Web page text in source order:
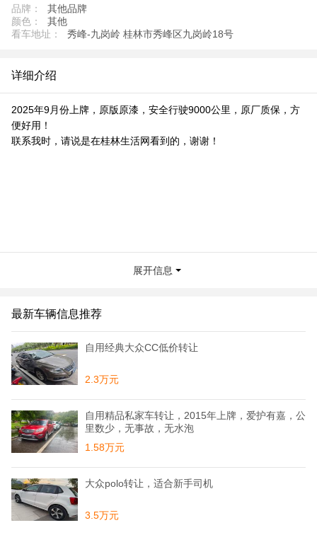
品牌：
其他品牌
颜色：
其他
看车地址：
秀峰-九岗岭 桂林市秀峰区九岗岭18号
详细介绍
2025年9月份上牌，原版原漆，安全行驶9000公里，原厂质保，方
便好用！
联系我时，请说是在桂林生活网看到的，谢谢！
展开信息
最新车辆信息推荐
自用经典大众CC低价转让
2.3万元
自用精品私家车转让，2015年上牌，爱护有嘉，公
里数少，无事故，无水泡
1.58万元
大众polo转让，适合新手司机
3.5万元